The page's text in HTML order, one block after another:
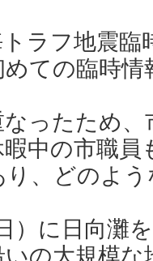
ラフ地震臨
ての臨時
ったため、
中の市職
、どのよ
）に日向灘
の大規模